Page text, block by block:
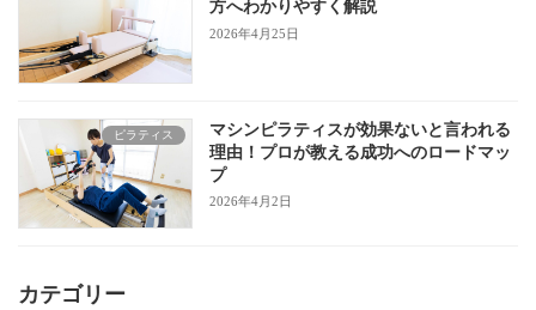
方へわかりやすく解説
2026年4月25日
ピラティス
マシンピラティスが効果ないと言われる
理由！プロが教える成功へのロードマッ
プ
2026年4月2日
カテゴリー